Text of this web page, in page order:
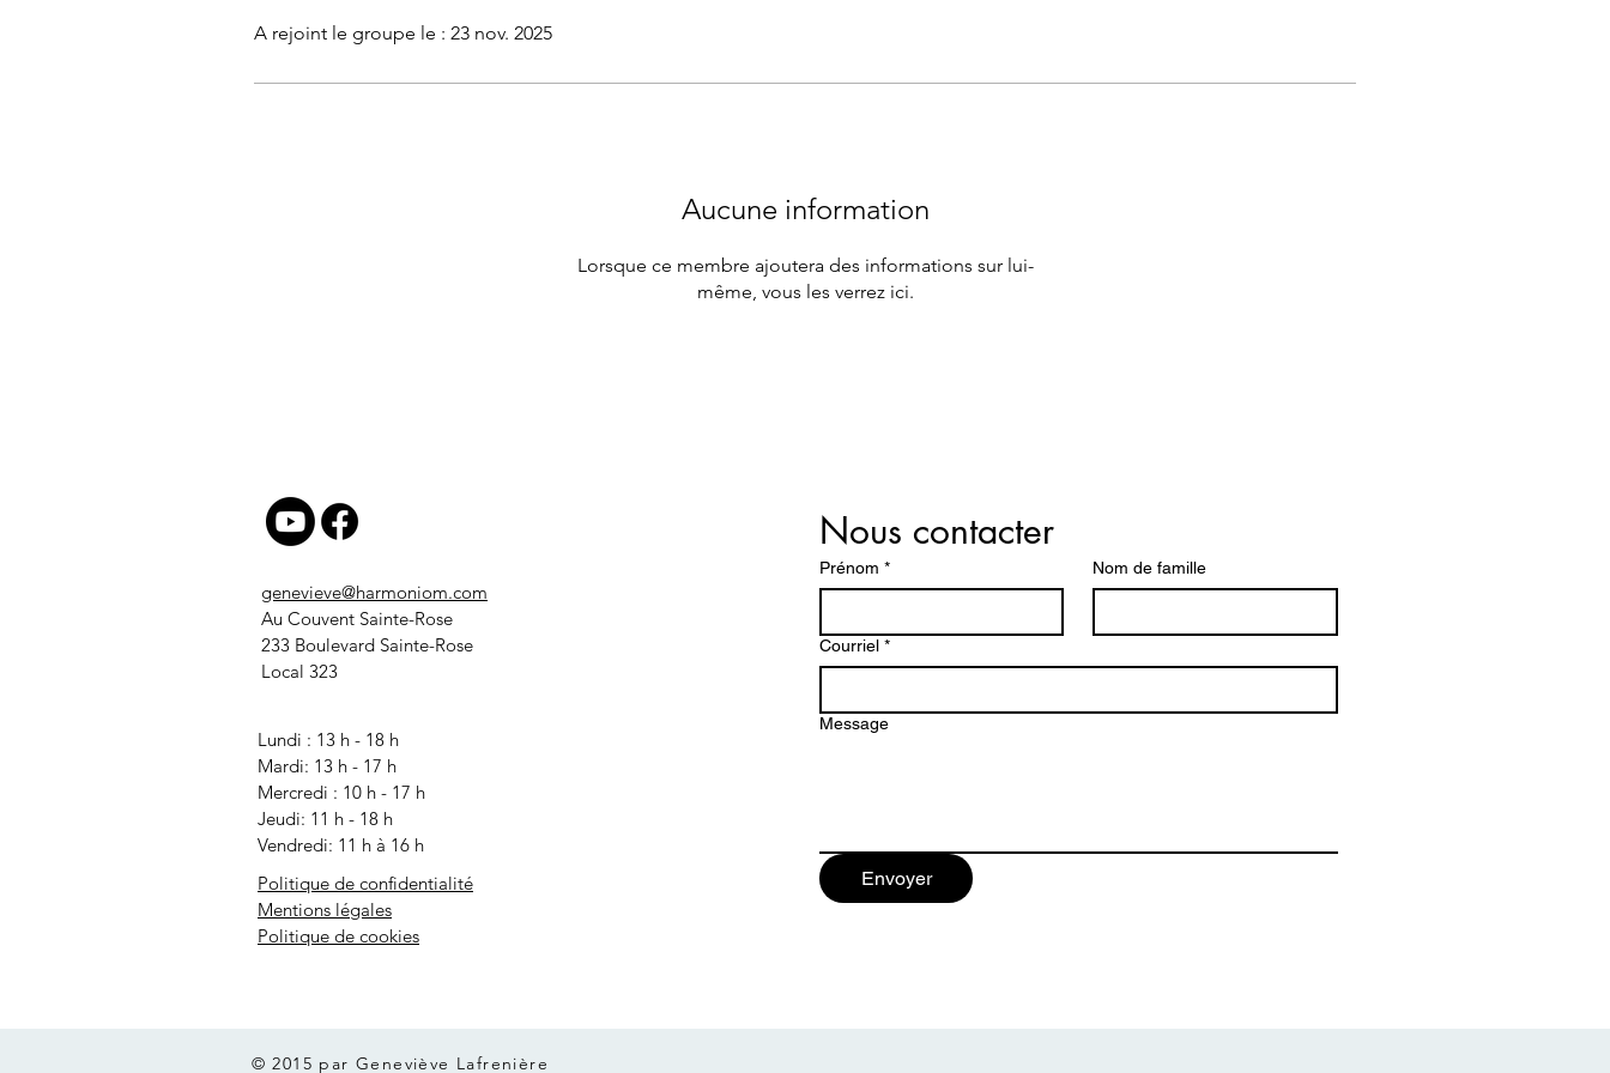
A rejoint le groupe le : 23 nov. 2025
Aucune information
Lorsque ce membre ajoutera des informations sur lui-
même, vous les verrez ici.
genevieve@harmoniom.com
Au Couvent Sainte-Rose
233 Boulevard Sainte-Rose
Local 323
Lundi : 13 h - 18 h
Mardi: 13 h - 17 h
Mercredi : 10 h - 17 h
Jeudi: 11 h - 18 h
Vendredi: 11 h à 16 h
Politique de confidentialité
Mentions légales
Politique de cookies
Nous contacter
Prénom * Nom de famille
Courriel *
Message
Envoyer
© 2015 par Geneviève Lafrenière